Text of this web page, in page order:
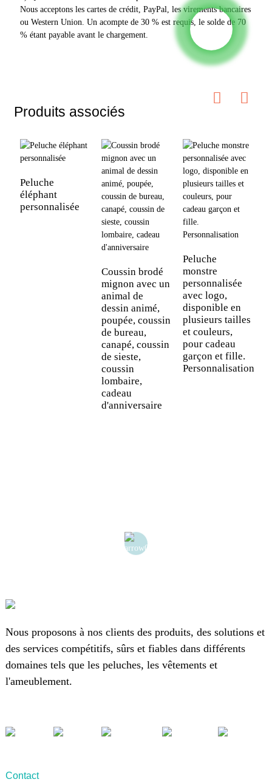
Nous acceptons les cartes de crédit, PayPal, les virements bancaires
ou Western Union. Un acompte de 30 % est requis, le solde de 70
% étant payable avant le chargement.
Produits associés
Peluche
éléphant
personnalisée
Coussin brodé
mignon avec un
animal de
dessin animé,
poupée, coussin
de bureau,
canapé, coussin
de sieste,
coussin
lombaire,
cadeau
d'anniversaire
Peluche
monstre
personnalisée
avec logo,
disponible en
plusieurs tailles
et couleurs,
pour cadeau
garçon et fille.
Personnalisation
Nous proposons à nos clients des produits, des solutions et
des services compétitifs, sûrs et fiables dans différents
domaines tels que les peluches, les vêtements et
l'ameublement.
Contact